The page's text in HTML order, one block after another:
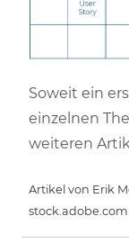
Soweit ein
einzelnen
weiteren
Artikel von Erik
stock.adobe.com